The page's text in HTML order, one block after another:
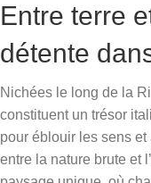
Entre terre
détente
Nichées le long de la
constituent un trésor
pour éblouir les sens et
entre la nature brute et